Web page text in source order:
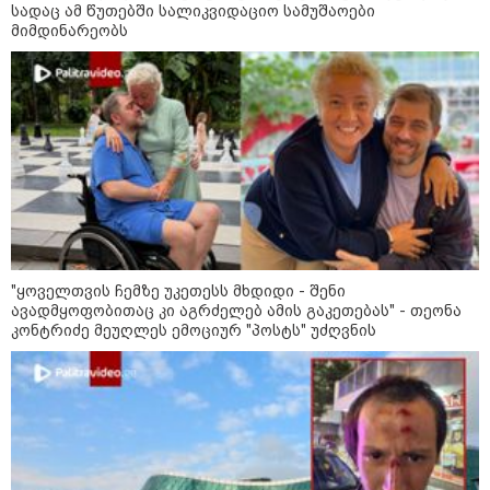
შეკვეთილის სანაპიროზე ზღვამ
უპილოტო საფრენი აპარატის
კატეგორიის ყველა სიახლე
მკითხველის რჩევით
სადაც ამ წუთებში სალიკვიდაციო სამუშაოები
მიმდინარეობს
"ყოველთვის ჩემზე უკეთესს მხდიდი - შენი
ავადმყოფობითაც კი აგრძელებ ამის გაკეთებას" - თეონა
კონტრიძე მეუღლეს ემოციურ "პოსტს" უძღვნის